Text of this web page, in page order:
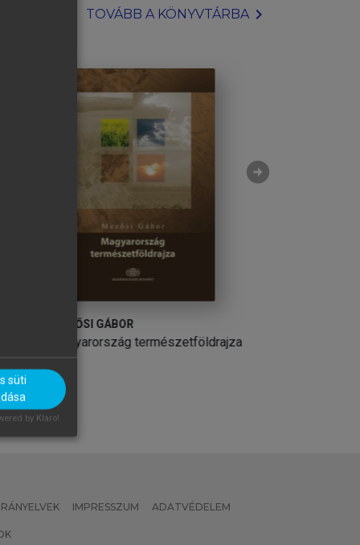
TOVÁBB A KÖNYVTÁRBAchevron_right
FARKAS RICHÁRD
Bevezetés a térökonometriába
arrow_circle_right
IMPRESSZUM ADATVÉDELEM
süti
by Klaro!